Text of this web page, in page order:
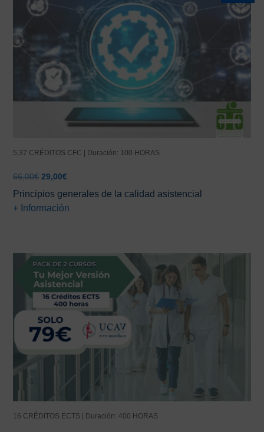
5,37 CRÉDITOS CFC | Duración: 100 HORAS
66,00€ El
original
era:
29,00€El
actual
es:
Principios generales de la calidad asistencial
+ Información
16 CRÉDITOS ECTS | Duración: 400 HORAS